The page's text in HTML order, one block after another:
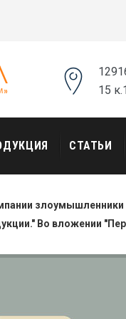
15
СТАТЬИ
Во вложении